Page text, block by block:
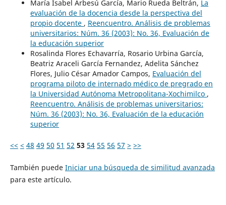
María Isabel Arbesú García, Mario Rueda Beltrán, La
evaluación de la docencia desde la perspectiva del
propio docente , Reencuentro. Análisis de problemas
universitarios: Núm. 36 (2003): No. 36, Evaluación de
la educación superior
Rosalinda Flores Echavarría, Rosario Urbina García,
Beatriz Araceli García Fernandez, Adelita Sánchez
Flores, Julio César Amador Campos, Evaluación del
programa piloto de internado médico de pregrado en
la Universidad Autónoma Metropolitana-Xochimilco ,
Reencuentro. Análisis de problemas universitarios:
Núm. 36 (2003): No. 36, Evaluación de la educación
superior
<< < 48 49 50 51 52 53 54 55 56 57 > >>
También puede Iniciar una búsqueda de similitud avanzada
para este artículo.